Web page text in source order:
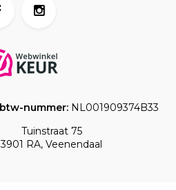
Tuinstraat 75
3901 RA, Veenendaal
btw-nummer: NL001909374B33